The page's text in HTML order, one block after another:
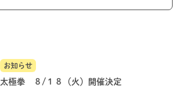
お知らせ
太極拳 ８/１８（火）開催決定